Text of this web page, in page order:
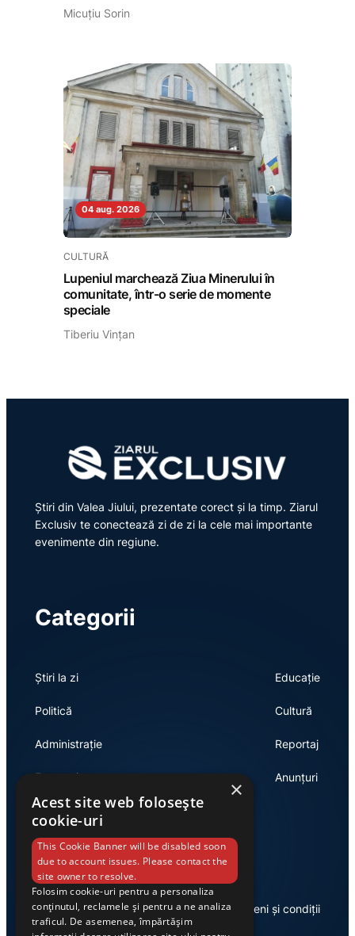
Micuțiu Sorin
04 aug. 2026
CULTURĂ
Lupeniul marchează Ziua Minerului în
comunitate, într-o serie de momente
speciale
Tiberiu Vințan
Știri din Valea Jiului, prezentate corect și la timp. Ziarul
Exclusiv te conectează zi de zi la cele mai importante
evenimente din regiune.
Categorii
Știri la zi
Politică
Administrație
Economie
Educație
Cultură
Reportaj
Anunțuri
Link-uri utile
Despre noi Termeni și condiții
×
Acest site web folosește
cookie-uri
This Cookie Banner will be disabled soon
due to account issues. Please contact the
site owner to resolve.
Folosim cookie-uri pentru a personaliza
conținutul, reclamele și pentru a ne analiza
traficul. De asemenea, împărtășim